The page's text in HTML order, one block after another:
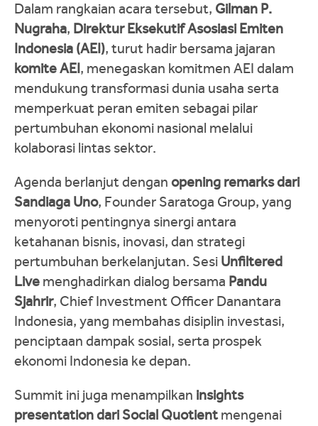
Dalam rangkaian acara tersebut, Gilman P.
Nugraha, Direktur Eksekutif Asosiasi Emiten
Indonesia (AEI), turut hadir bersama jajaran
komite AEI, menegaskan komitmen AEI dalam
mendukung transformasi dunia usaha serta
memperkuat peran emiten sebagai pilar
pertumbuhan ekonomi nasional melalui
kolaborasi lintas sektor.
Agenda berlanjut dengan opening remarks dari
Sandiaga Uno, Founder Saratoga Group, yang
menyoroti pentingnya sinergi antara
ketahanan bisnis, inovasi, dan strategi
pertumbuhan berkelanjutan. Sesi Unfiltered
Live menghadirkan dialog bersama Pandu
Sjahrir, Chief Investment Officer Danantara
Indonesia, yang membahas disiplin investasi,
penciptaan dampak sosial, serta prospek
ekonomi Indonesia ke depan.
Summit ini juga menampilkan insights
presentation dari Social Quotientmengenai